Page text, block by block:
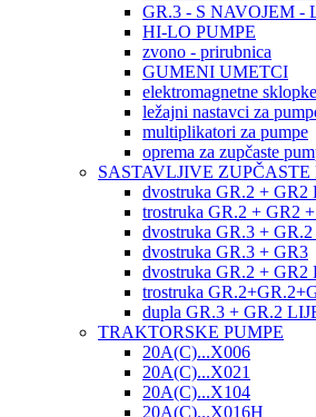
GR.3 - S NAVOJEM -
HI-LO PUMPE
zvono - prirubnica
GUMENI UMETCI
elektromagnetne sklopke
ležajni nastavci za
multiplikatori za pumpe
oprema za zupčaste
SASTAVLJIVE ZUPČASTE
dvostruka GR.2 + GR2
trostruka GR.2 + GR2
dvostruka GR.3 +
dvostruka GR.3 + GR3
dvostruka GR.2 + GR2
trostruka
dupla GR.3 + GR.2
TRAKTORSKE PUMPE
20A(C)...X006
20A(C)...X021
20A(C)...X104
20A(C)...X016H